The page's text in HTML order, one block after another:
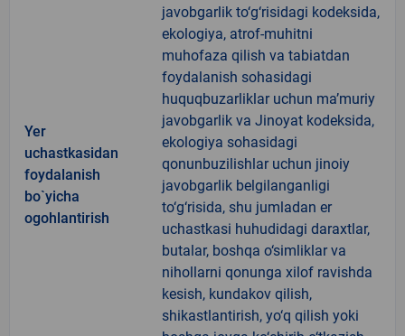
Yer
uchastkasidan
foydalanish
bo`yicha
ogohlantirish
javobgarlik to‘g‘risidagi kodeksida,
ekologiya, atrof-muhitni
muhofaza qilish va tabiatdan
foydalanish sohasidagi
huquqbuzarliklar uchun ma’muriy
javobgarlik va Jinoyat kodeksida,
ekologiya sohasidagi
qonunbuzilishlar uchun jinoiy
javobgarlik belgilanganligi
to‘g‘risida, shu jumladan er
uchastkasi huhudidagi daraxtlar,
butalar, boshqa o‘simliklar va
nihollarni qonunga xilof ravishda
kesish, kundakov qilish,
shikastlantirish, yo‘q qilish yoki